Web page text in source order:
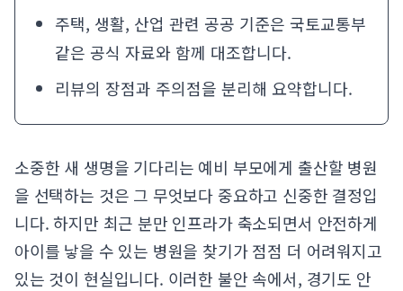
주택, 생활, 산업 관련 공공 기준은 국토교통부
같은 공식 자료와 함께 대조합니다.
리뷰의 장점과 주의점을 분리해 요약합니다.
소중한 새 생명을 기다리는 예비 부모에게 출산할 병원
을 선택하는 것은 그 무엇보다 중요하고 신중한 결정입
니다. 하지만 최근 분만 인프라가 축소되면서 안전하게
아이를 낳을 수 있는 병원을 찾기가 점점 더 어려워지고
있는 것이 현실입니다. 이러한 불안 속에서, 경기도 안